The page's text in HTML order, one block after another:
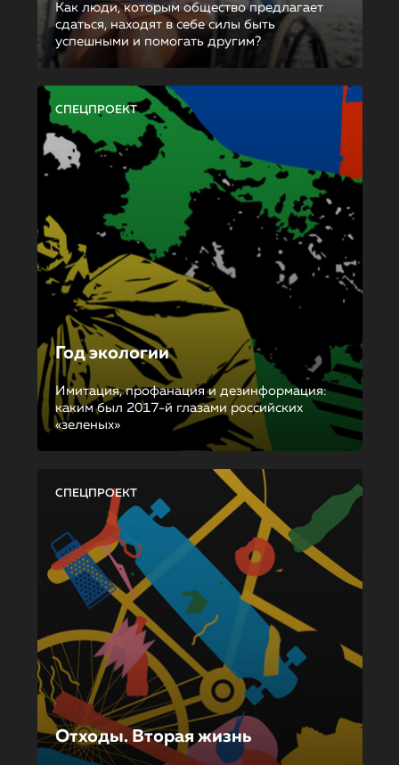
Как люди, которым общество предлагает
сдаться, находят в себе силы быть
успешными и помогать другим?
СПЕЦПРОЕКТ
Год экологии
Имитация, профанация и дезинформация:
каким был 2017-й глазами российских
«зеленых»
СПЕЦПРОЕКТ
Отходы. Вторая жизнь